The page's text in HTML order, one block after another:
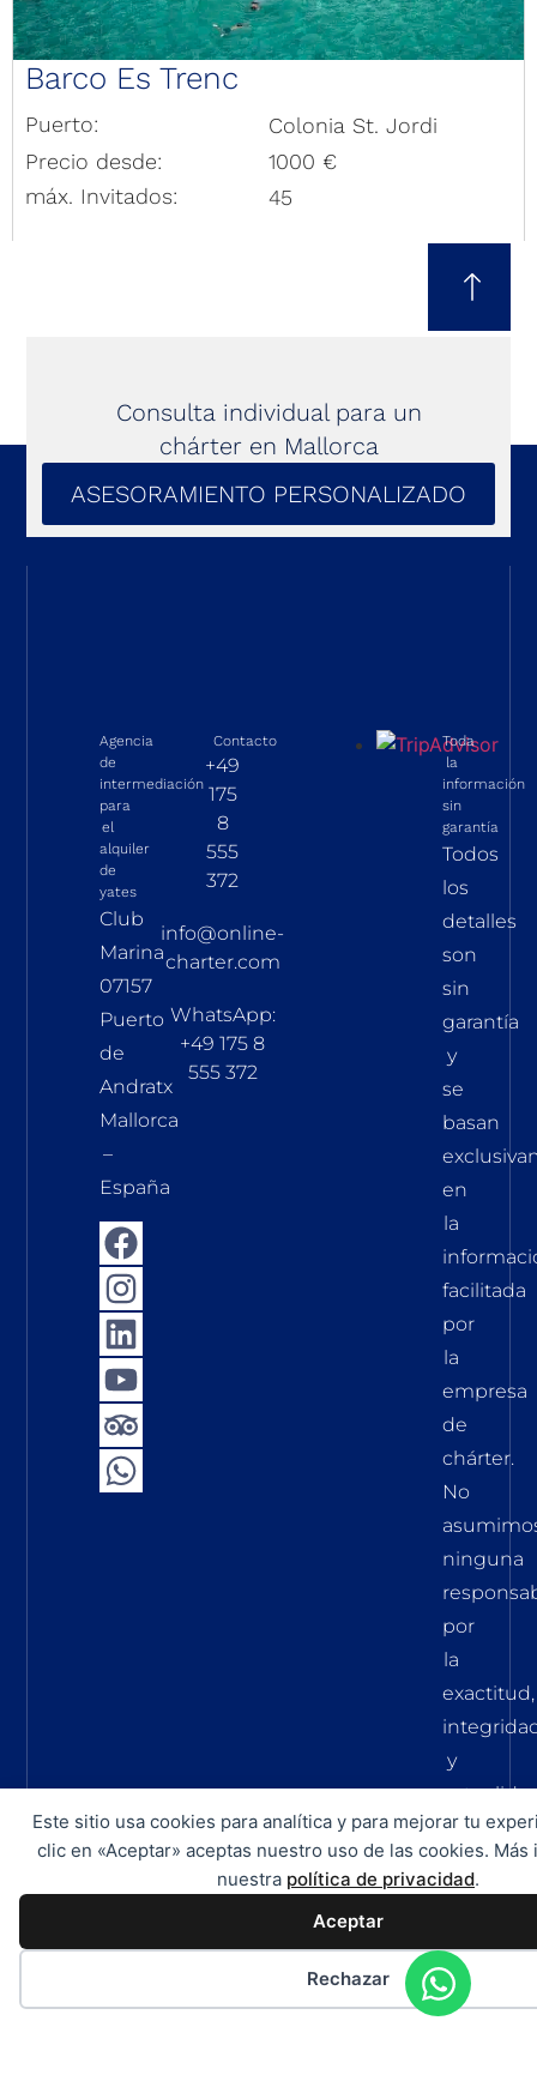
Este sitio usa cookies para analítica y para mejorar tu
clic en «Aceptar» aceptas nuestro uso de las cookies. Más
nuestra política de privacidad.
Aceptar
Rechazar
Barco Es Trenc
Puerto:
Colonia St. Jordi
Precio desde:
1000 €
máx. Invitados:
45
Consulta individual para un
chárter en Mallorca
ASESORAMIENTO PERSONALIZADO
Agencia
de
intermediación
para
el
alquiler
de
yates
Club
Marina
07157
Puerto
de
Andratx
Mallorca
–
España
Contacto
+49
175
8
555
372
info@online-
charter.com
WhatsApp:
+49 175 8
555 372
Toda
la
información
sin
garantía
Todos
los
detalles
son
sin
garantía
y
se
basan
en
la
facilitada
por
la
empresa
de
chárter.
No
ninguna
por
la
exactitud,
y
de
esta
precios.